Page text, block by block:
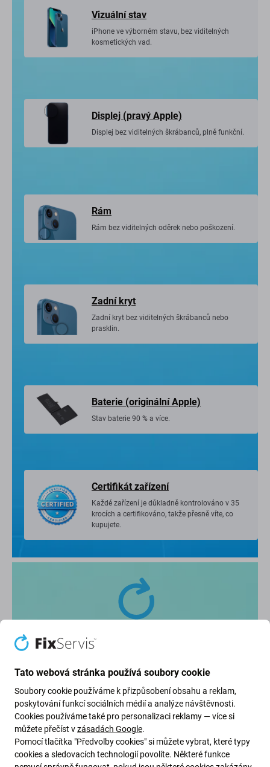
Vizuální stav
iPhone ve výborném stavu, bez viditelných
kosmetických vad.
Displej (pravý Apple)
Displej bez viditelných škrábanců, plně funkční.
Rám
Rám bez viditelných oděrek nebo poškození.
Zadní kryt
Zadní kryt bez viditelných škrábanců nebo
prasklin.
Baterie (originální Apple)
Stav baterie 90 % a více.
Certifikát zařízení
Každé zařízení je důkladně kontrolováno v 35
krocích a certifikováno, takže přesně víte, co
kupujete.
Známka: Výborná (A)
Použitý iPhone ve velmi dobrém stavu,
může jevit drobné známky používání.
Tato webová stránka používá soubory cookie
Soubory cookie používáme k přizpůsobení obsahu a reklam,
poskytování funkcí sociálních médií a analýze návštěvnosti.
Cookies používáme také pro personalizaci reklamy — více si
můžete přečíst vzásadách Google.
Pomocí tlačítka "Předvolby cookies" si můžete vybrat, které typy
cookies a sledovacích technologií povolíte. Některé funkce